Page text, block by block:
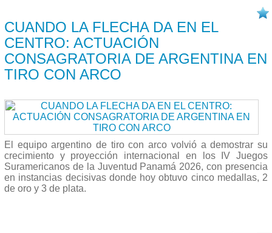
CUANDO LA FLECHA DA EN EL
CENTRO: ACTUACIÓN
CONSAGRATORIA DE ARGENTINA EN
TIRO CON ARCO
El equipo argentino de tiro con arco volvió a demostrar su
crecimiento y proyección internacional en los IV Juegos
Suramericanos de la Juventud Panamá 2026, con presencia
en instancias decisivas donde hoy obtuvo cinco medallas, 2
de oro y 3 de plata.